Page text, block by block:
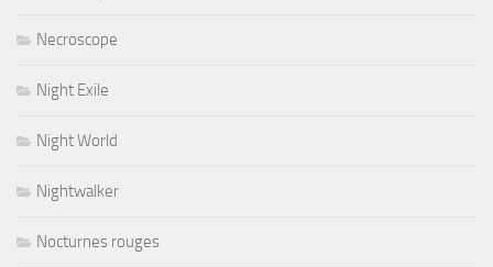
Necroscope
Night Exile
Night World
Nightwalker
Nocturnes rouges